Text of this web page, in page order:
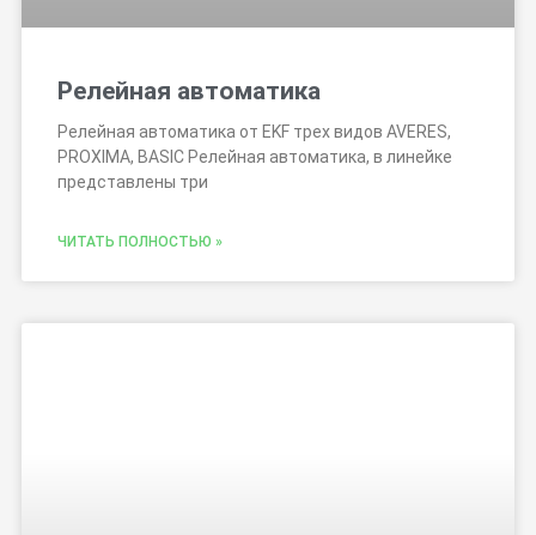
Релейная автоматика
Релейная автоматика от EKF трех видов AVERES,
PROXIMA, BASIC Релейная автоматика, в линейке
представлены три
ЧИТАТЬ ПОЛНОСТЬЮ »